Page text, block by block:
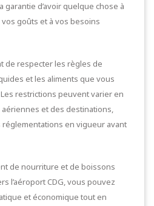
garantie d’avoir quelque chose à
goûts et à vos besoins
de respecter les règles de
et les aliments que vous
restrictions peuvent varier en
et des destinations,
en vigueur avant
de nourriture et de boissons
l’aéroport CDG, vous pouvez
et économique tout en